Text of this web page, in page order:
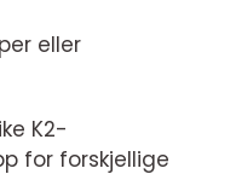
eller
K2-
for forskjellige